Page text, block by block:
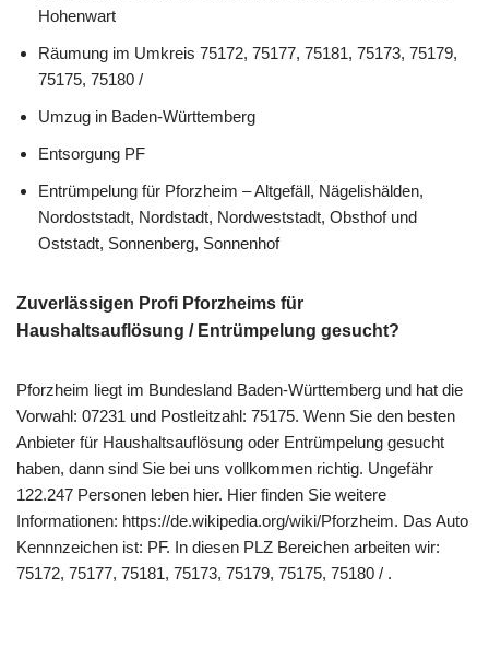
Hohenwart
Räumung im Umkreis 75172, 75177, 75181, 75173, 75179,
75175, 75180 /
Umzug in Baden-Württemberg
Entsorgung PF
Entrümpelung für Pforzheim – Altgefäll, Nägelishälden,
Nordoststadt, Nordstadt, Nordweststadt, Obsthof und
Oststadt, Sonnenberg, Sonnenhof
Zuverlässigen Profi Pforzheims für
Haushaltsauflösung / Entrümpelung gesucht?
Pforzheim liegt im Bundesland Baden-Württemberg und hat die
Vorwahl: 07231 und Postleitzahl: 75175. Wenn Sie den besten
Anbieter für Haushaltsauflösung oder Entrümpelung gesucht
haben, dann sind Sie bei uns vollkommen richtig. Ungefähr
122.247 Personen leben hier. Hier finden Sie weitere
Informationen: https://de.wikipedia.org/wiki/Pforzheim. Das Auto
Kennnzeichen ist: PF. In diesen PLZ Bereichen arbeiten wir:
75172, 75177, 75181, 75173, 75179, 75175, 75180 / .